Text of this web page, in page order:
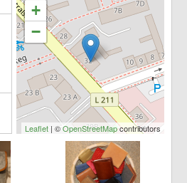
+
−
Leaflet | ©OpenStreetMapcontributors